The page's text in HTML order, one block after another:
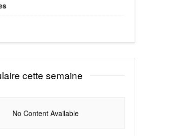
cette semaine
No Content Available